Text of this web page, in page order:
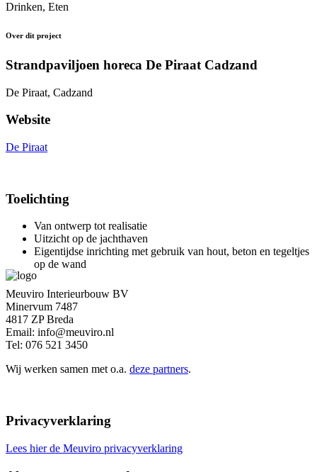
Drinken, Eten
Over dit project
Strandpaviljoen horeca De Piraat Cadzand
De Piraat, Cadzand
Website
De Piraat
Toelichting
Van ontwerp tot realisatie
Uitzicht op de jachthaven
Eigentijdse inrichting met gebruik van hout, beton en tegeltjes
op de wand
Meuviro Interieurbouw BV
Minervum 7487
4817 ZP Breda
Email: info@meuviro.nl
Tel: 076 521 3450
Wij werken samen met o.a. deze partners.
Privacyverklaring
Lees hier de Meuviro privacyverklaring